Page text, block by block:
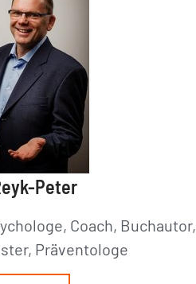
Peter
Coach, Buchautor,
Präventologe